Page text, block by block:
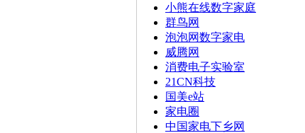
小熊在线数字家庭
群鸟网
泡泡网数字家电
威腾网
消费电子实验室
21CN科技
国美e站
家电圈
中国家电下乡网